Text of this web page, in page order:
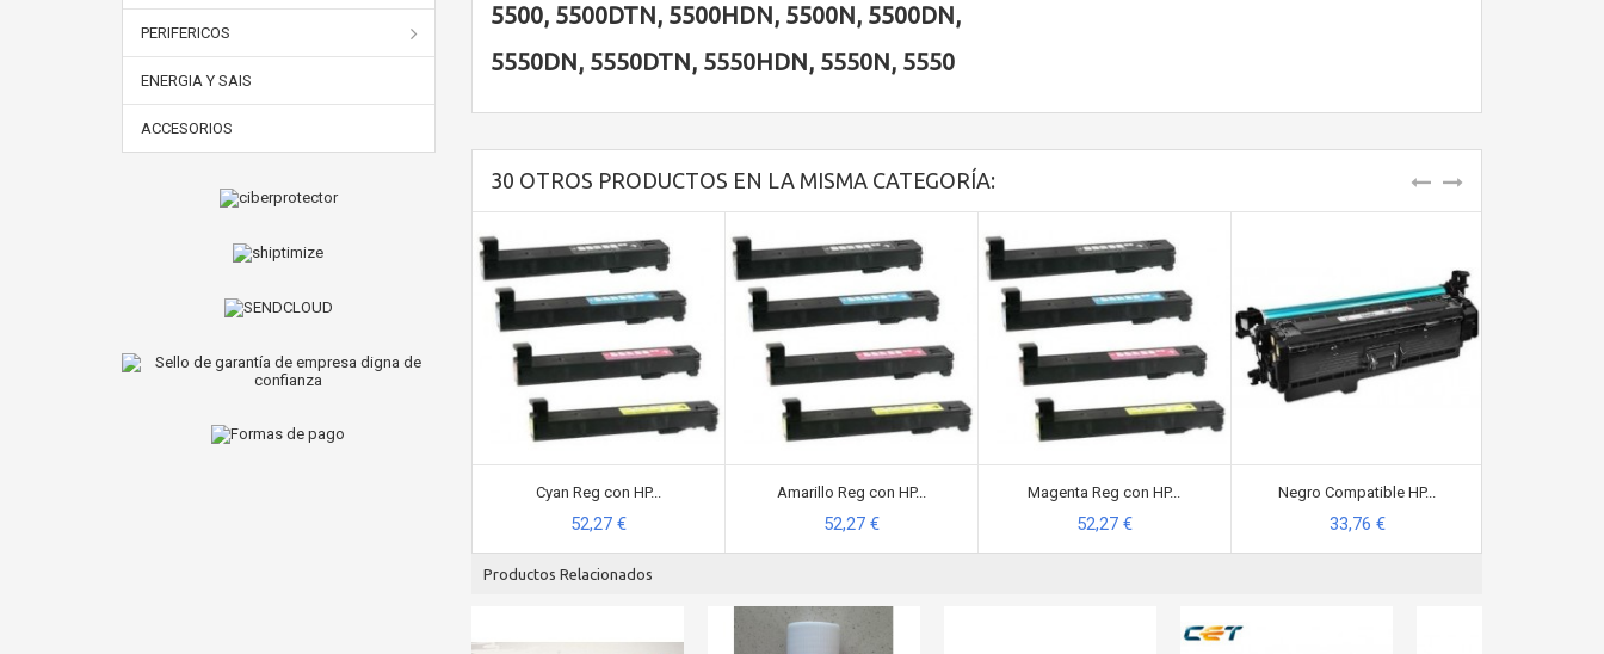
PERIFERICOS
ENERGIA Y SAIS
ACCESORIOS
5500, 5500DTN, 5500HDN, 5500N, 5500DN,
5550DN, 5550DTN, 5550HDN, 5550N, 5550
30 OTROS PRODUCTOS EN LA MISMA CATEGORÍA:
Cyan Reg con HP...
52,27 €
Amarillo Reg con HP...
52,27 €
Magenta Reg con HP...
52,27 €
Negro Compatible HP...
33,76 €
Productos Relacionados